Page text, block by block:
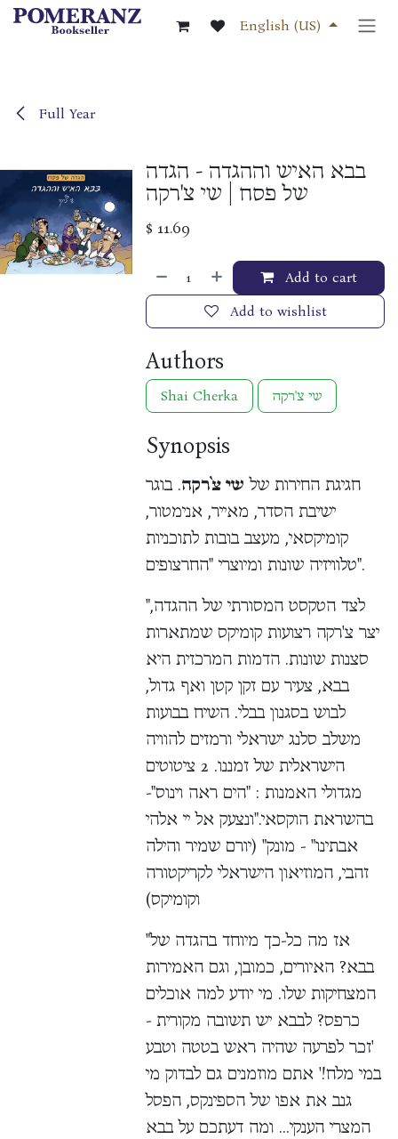
Skip to Content
English (US)
Full Year
בבא האיש וההגדה - הגדה
של פסח | שי צ'רקה
$ 11.69
Add to cart
Add to wishlist
Authors
Shai Cherka שי צ'רקה
Synopsis
חגיגת החירות של שי צ`רקה. בוגר
ישיבת הסדר, מאייר, אנימטור,
קומיקסאי, מעצב בובות לתוכניות
טלוויזיה שונות ומיוצרי "החרצופים".
"לצד הטקסט המסורתי של ההגדה,
יצר צ'רקה רצועות קומיקס שמתארות
סצנות שונות. הדמות המרכזית היא
בבא, צעיר עם זקן קטן ואף גדול,
לבוש בסגנון בבלי. השיח בבועות
משלב סלנג ישראלי ורמזים להוויה
הישראלית של זמננו. 2 ציטוטים
מגדולי האמנות : "הים ראה וינוס"-
בהשראת הוקסאי."ונצעק אל יי אלהי
אבתינו" - מונק" (יורם שמיר והילה
זהבי, המוזיאון הישראלי לקריקטורה
וקומיקס)
"אז מה כל-כך מיוחד בהגדה של
בבא? האיורים, כמובן, וגם האמירות
המצחיקות שלו. מי יודע למה אוכלים
כרפס? לבבא יש תשובה מקורית -
'זכר לפרעה שהיה ראש בטטה וטבע
במי מלח!' אתם מוזמנים גם לבדוק מי
גנב את אפו של הספינקס, הפסל
המצרי הענקי... ומה דעתכם על בבא